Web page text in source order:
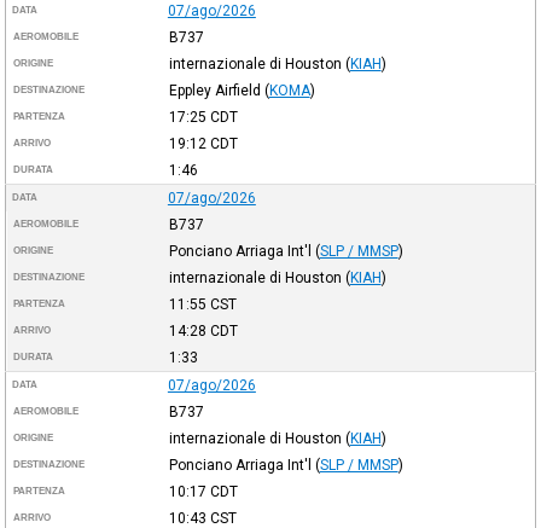
DATA 07/ago/2026
AEROMOBILE B737
ORIGINE internazionale di Houston (KIAH)
DESTINAZIONE Eppley Airfield (KOMA)
PARTENZA 17:25 CDT
ARRIVO 19:12 CDT
DURATA 1:46
DATA 07/ago/2026
AEROMOBILE B737
ORIGINE Ponciano Arriaga Int'l (SLP / MMSP)
DESTINAZIONE internazionale di Houston (KIAH)
PARTENZA 11:55 CST
ARRIVO 14:28 CDT
DURATA 1:33
DATA 07/ago/2026
AEROMOBILE B737
ORIGINE internazionale di Houston (KIAH)
DESTINAZIONE Ponciano Arriaga Int'l (SLP / MMSP)
PARTENZA 10:17 CDT
ARRIVO 10:43 CST